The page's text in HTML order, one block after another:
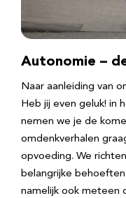
Autonomie –
Naar aanleiding van
Heb jij even geluk! in
nemen we je de
omdenkverhalen
opvoeding. We
belangrijke
namelijk ook